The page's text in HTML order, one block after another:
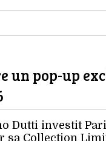
un pop-up
Dutti investit
sa Collection